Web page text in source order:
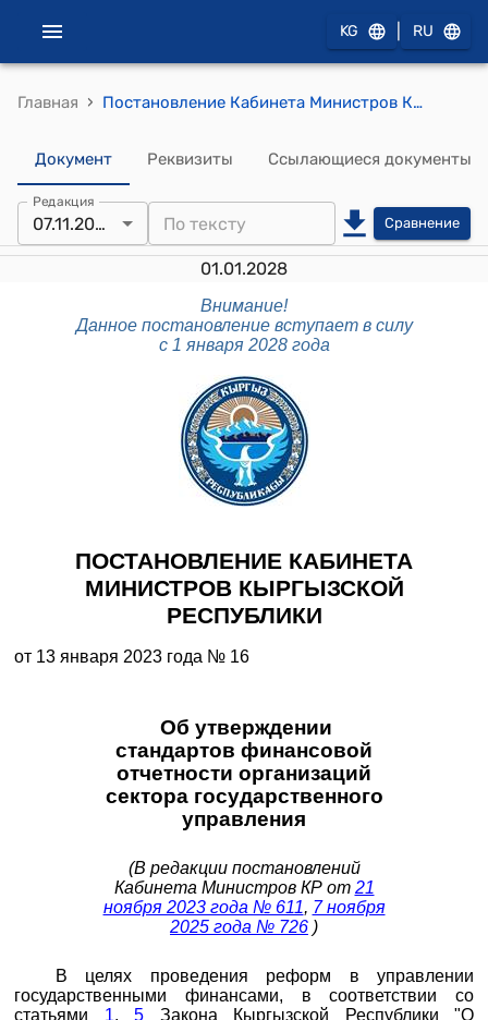
KG RU
Главная › Постановление Кабинета Министров Кыргызской Республики от 13 января 2023 года № 16 "Об утверждении стандартов финансовой отчетности организаций сектора государственного управления"
Документ Реквизиты Ссылающиеся документы
Редакция
07.11.2025 Сравнение
01.01.2028